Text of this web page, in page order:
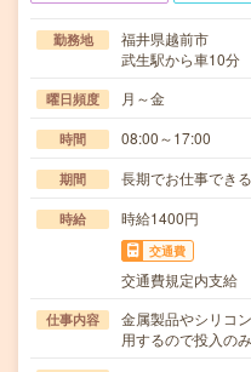
勤務地
福井県越前市
武生駅から車10分
曜日頻度 月～金
時間 08:00～17:00
期間 長期でお仕事でき
時給 時給1400円
交通費
交通費規定内支給
仕事内容
金属製品やシリコ
用するので投入の